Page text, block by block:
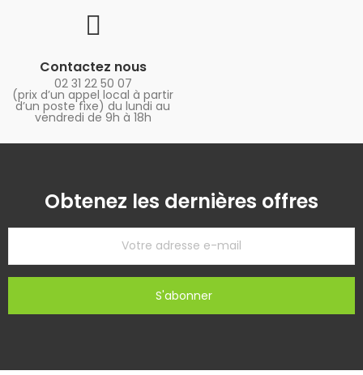
Contactez nous
02 31 22 50 07
(prix d’un appel local à partir
d’un poste fixe) du lundi au
vendredi de 9h à 18h
Obtenez les dernières offres
S'abonner